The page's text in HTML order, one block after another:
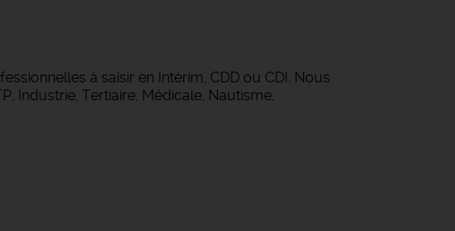
à saisir en Intérim, CDD ou CDI. Nous
Industrie, Tertiaire, Médicale, Nautisme,